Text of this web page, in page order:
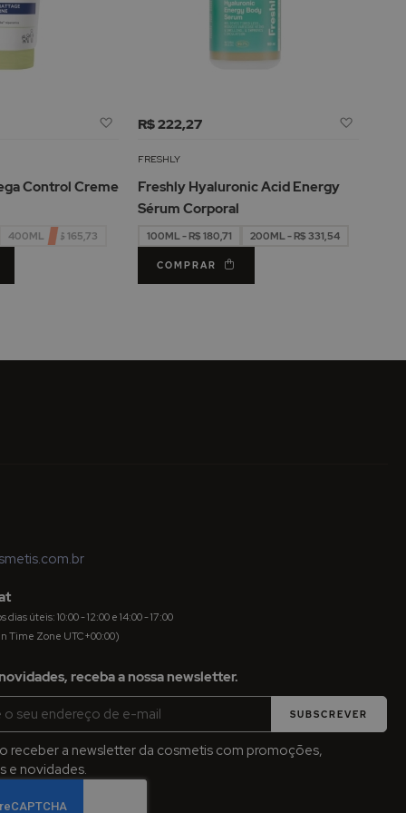
Adicionar
Lista
Desejos
Control Creme
400ML - R$ 165,73
R$ 222,27
FRESHLY
Freshly Hyaluronic Acid Energy
Sérum Corporal
100ML - R$ 180,71 200ML - R$ 331,54
COMPRAR
úteis: 10:00 - 12:00 e 14:00 - 17:00
Time Zone UTC+00:00)
receba a nossa newsletter.
SUBSCREVER
receber a newsletter da cosmetis com promoções,
e novidades.